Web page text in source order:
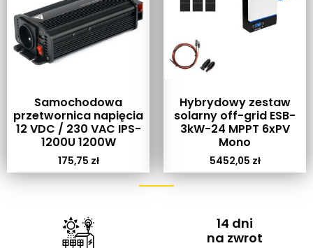
Samochodowa
przetwornica napięcia
12 VDC / 230 VAC IPS-
1200U 1200W
175,75 zł
Hybrydowy zestaw
solarny off-grid ESB-
3kW-24 MPPT 6xPV
Mono
5452,05 zł
14 dni
na zwrot